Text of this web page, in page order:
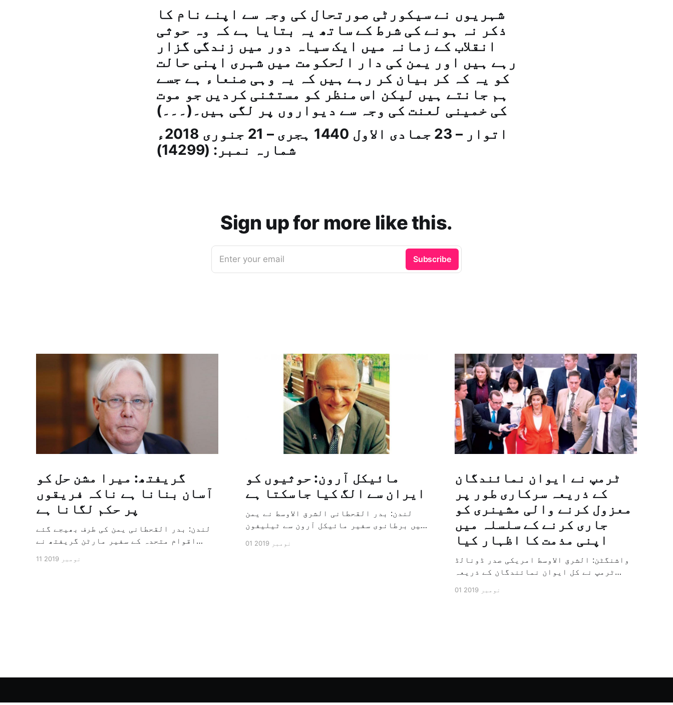
شہریوں نے سیکورٹی صورتحال کی وجہ سے اپنے نام کا
ذکر نہ ہونے کی شرط کے ساتھ یہ بتایا ہے کہ وہ حوثی
انقلاب کے زمانہ میں ایک سیاہ دور میں زندگی گزار
رہے ہیں اور یمن کی دار الحکومت میں شہری اپنی حالت
کو یہ کہ کر بیان کر رہے ہیں کہ یہ وہی صنعاء ہے جسے
ہم جانتے ہیں لیکن اس منظر کو مستثنی کردیں جو موت
کی خمینی لعنت کی وجہ سے دیواروں پر لگی ہیں۔(۔۔۔)
اتوار – 23 جمادی الاول 1440 ہجری – 21 جنوری 2018ء
شمارہ نمبر: (14299)
Sign up for more like this.
Enter your email Subscribe
گریفتھ: میرا مشن حل کو
آسان بنانا ہے ناکہ فریقوں
پر حکم لگانا ہے
لندن: بدر القحطانی یمن کی طرف بھیجے گئے
اقوام متحدہ کے سفیر مارٹن گریفتھ نے
خاتمہ کے لئے ثالثی اور اس کشمکش کی
11 نومبر 2019
مائیکل آرون: حوثیوں کو
ایران سے الگ کیا جاسکتا ہے
لندن: بدر القحطانی الشرق الاوسط نے یمن
میں برطانوی سفیر مائیکل آرون سے ٹیلیفون
کہ کیا ایران کو حوثیوں سے الگ کیا جاسکتا
01 نومبر 2019
ٹرمپ نے ایوان نمائندگان
کے ذریعہ سرکاری طور پر
معزول کرنے والی مشینری کو
جاری کرنے کے سلسلہ میں
اپنی مذمت کا اظہار کیا
واشنگٹن: الشرق الاوسط امریکی صدر ڈونالڈ
ٹرمپ نے کل ایوان نمائندگان کے ذریعہ
جاری کرنے کے سلسلہ میں اپنی مذمت کا
01 نومبر 2019